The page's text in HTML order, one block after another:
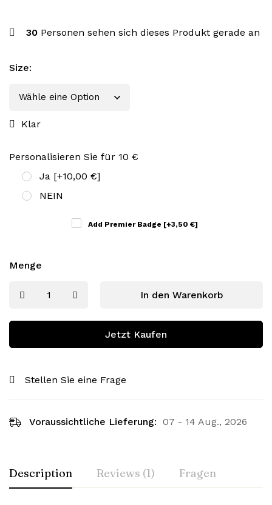
30 Personen sehen sich dieses Produkt gerade an
Size:
Klar
Personalisieren Sie für 10 €
Ja [+10,00 €]
NEIN
Add Premier Badge [+3,50 €]
Menge
In den Warenkorb
Jetzt Kaufen
Stellen Sie eine Frage
Voraussichtliche Lieferung: 07 - 14 Aug., 2026
Description Reviews (1) Fragen